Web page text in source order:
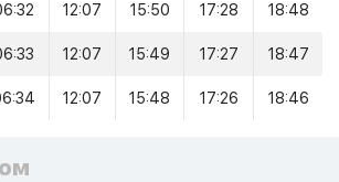
12:07 15:50 17:28 18:48
12:07 15:49 17:27 18:47
12:07 15:48 17:26 18:46